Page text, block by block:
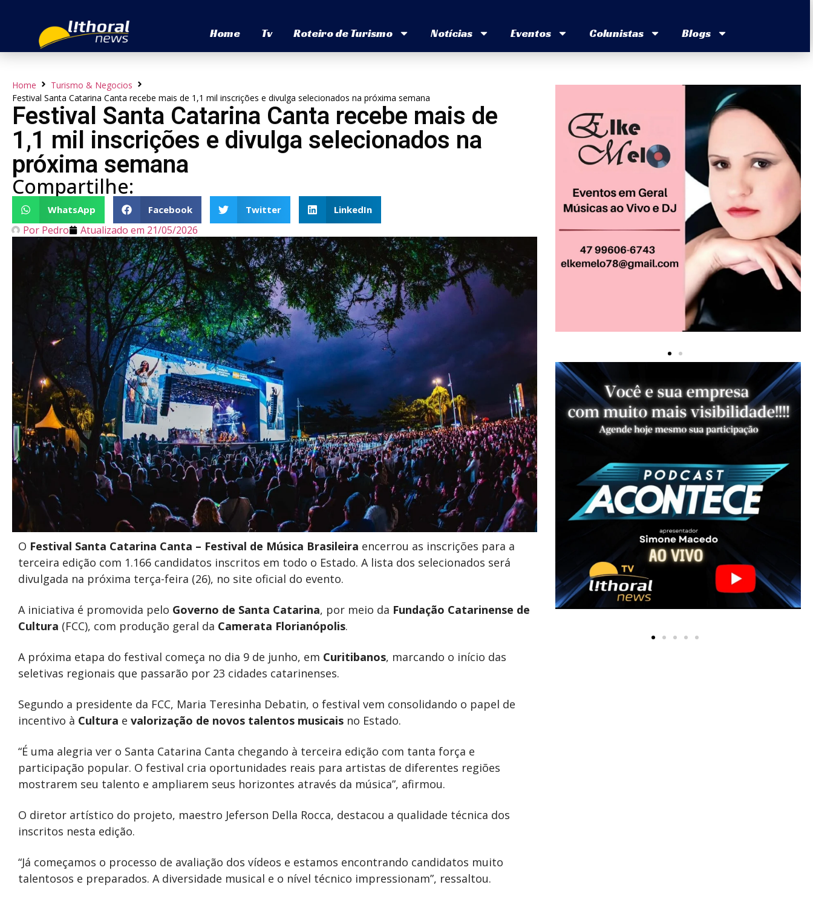
Home Tv Roteiro de Turismo Notícias Eventos Colunistas Blogs
Home
Turismo & Negocios
Festival Santa Catarina Canta recebe mais de 1,1 mil inscrições e divulga selecionados na próxima semana
Festival Santa Catarina Canta recebe mais de
1,1 mil inscrições e divulga selecionados na
próxima semana
Compartilhe:
WhatsApp Facebook Twitter LinkedIn
Por Pedro Atualizado em 21/05/2026
O Festival Santa Catarina Canta – Festival de Música Brasileira encerrou as inscrições para a
terceira edição com 1.166 candidatos inscritos em todo o Estado. A lista dos selecionados será
divulgada na próxima terça-feira (26), no site oficial do evento.
A iniciativa é promovida pelo Governo de Santa Catarina, por meio da Fundação Catarinense de
Cultura (FCC), com produção geral da Camerata Florianópolis.
A próxima etapa do festival começa no dia 9 de junho, em Curitibanos, marcando o início das
seletivas regionais que passarão por 23 cidades catarinenses.
Segundo a presidente da FCC, Maria Teresinha Debatin, o festival vem consolidando o papel de
incentivo à Cultura e valorização de novos talentos musicais no Estado.
“É uma alegria ver o Santa Catarina Canta chegando à terceira edição com tanta força e
participação popular. O festival cria oportunidades reais para artistas de diferentes regiões
mostrarem seu talento e ampliarem seus horizontes através da música”, afirmou.
O diretor artístico do projeto, maestro Jeferson Della Rocca, destacou a qualidade técnica dos
inscritos nesta edição.
“Já começamos o processo de avaliação dos vídeos e estamos encontrando candidatos muito
talentosos e preparados. A diversidade musical e o nível técnico impressionam”, ressaltou.